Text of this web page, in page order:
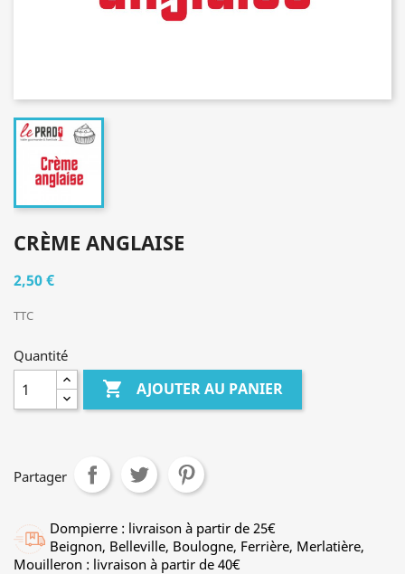
CRÈME ANGLAISE
2,50 €
TTC
Quantité
 AJOUTER AU PANIER
Partager
Dompierre : livraison à partir de 25€
Beignon, Belleville, Boulogne, Ferrière, Merlatière,
Mouilleron : livraison à partir de 40€